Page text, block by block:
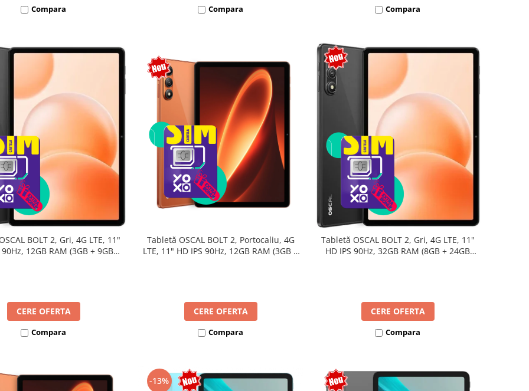
Compara Compara Compara
BOLT 2, Gri, 4G LTE, 11"
90Hz, 12GB RAM (3GB + 9GB
CERE OFERTA
Compara
Tabletă OSCAL BOLT 2, Portocaliu, 4G
LTE, 11" HD IPS 90Hz, 12GB RAM (3GB +
CERE OFERTA
Compara
Tabletă OSCAL BOLT 2, Gri, 4G LTE, 11"
HD IPS 90Hz, 32GB RAM (8GB + 24GB
CERE OFERTA
Compara
-13%